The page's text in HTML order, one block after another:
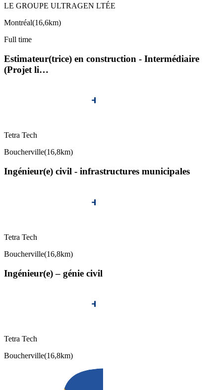
LE GROUPE ULTRAGEN LTÉE
Montréal(16,6km)
Full time
Estimateur(trice) en construction - Intermédiaire
(Projet li…
Tetra Tech
Boucherville(16,8km)
Ingénieur(e) civil - infrastructures municipales
Tetra Tech
Boucherville(16,8km)
Ingénieur(e) – génie civil
Tetra Tech
Boucherville(16,8km)